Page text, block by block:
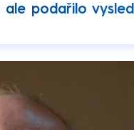
ale podařilo